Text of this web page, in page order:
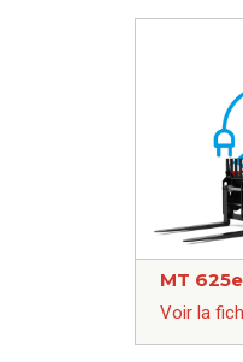
MT 625e
Voir la